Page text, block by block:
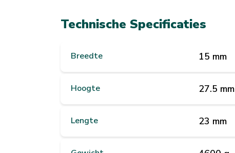
Technische Specificaties
Breedte 15 mm
Hoogte 27.5 mm
Lengte 23 mm